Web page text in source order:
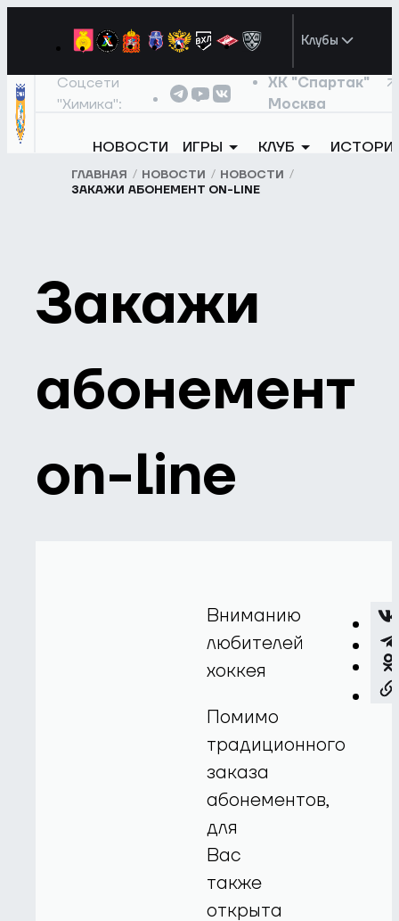
Клубы
Соцсети
"Химика":
ХК "Спартак"
Москва
НОВОСТИ ИГРЫ КЛУБ
ГЛАВНАЯ НОВОСТИ
НОВОСТИ
ЗАКАЖИ АБОНЕМЕНТ ON-LINE
Закажи
абонемент
on-line
Вниманию
любителей
хоккея
Помимо
традиционного
заказа
абонементов,
для
Вас
также
открыта